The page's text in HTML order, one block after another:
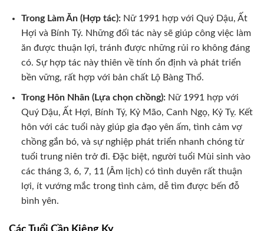
Trong Làm Ăn (Hợp tác):Nữ 1991 hợp với Quý Dậu, Ất
Hợi và Bính Tý. Những đối tác này sẽ giúp công việc làm
ăn được thuận lợi, tránh được những rủi ro không đáng
có. Sự hợp tác này thiên về tính ổn định và phát triển
bền vững, rất hợp với bản chất Lộ Bàng Thổ.
Trong Hôn Nhân (Lựa chọn chồng):Nữ 1991 hợp với
Quý Dậu, Ất Hợi, Bính Tý, Kỷ Mão, Canh Ngọ, Kỷ Tỵ. Kết
hôn với các tuổi này giúp gia đạo yên ấm, tình cảm vợ
chồng gắn bó, và sự nghiệp phát triển nhanh chóng từ
tuổi trung niên trở đi. Đặc biệt, người tuổi Mùi sinh vào
các tháng 3, 6, 7, 11 (Âm lịch) có tình duyên rất thuận
lợi, ít vướng mắc trong tình cảm, dễ tìm được bến đỗ
bình yên.